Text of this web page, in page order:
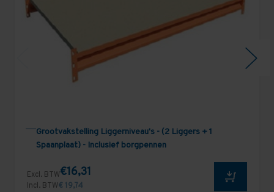
Grootvakstelling Liggerniveau's - (2 Liggers + 1
Spaanplaat) - Inclusief borgpennen
Excl. BTW€16,31
Incl. BTW€ 19,74